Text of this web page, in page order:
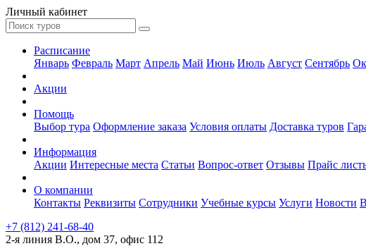
Личный кабинет
Расписание
Январь Февраль Март Апрель Май Июнь Июль Август Сентябрь
Акции
Помощь
Выбор тура Оформление заказа Условия оплаты Доставка туров
Информация
Акции Интересные места Статьи Вопрос-ответ Отзывы Прайс
О компании
Контакты Реквизиты Сотрудники Учебные курсы Услуги Новости
+7 (812) 241-68-40
2-я линия В.О., дом 37, офис 112